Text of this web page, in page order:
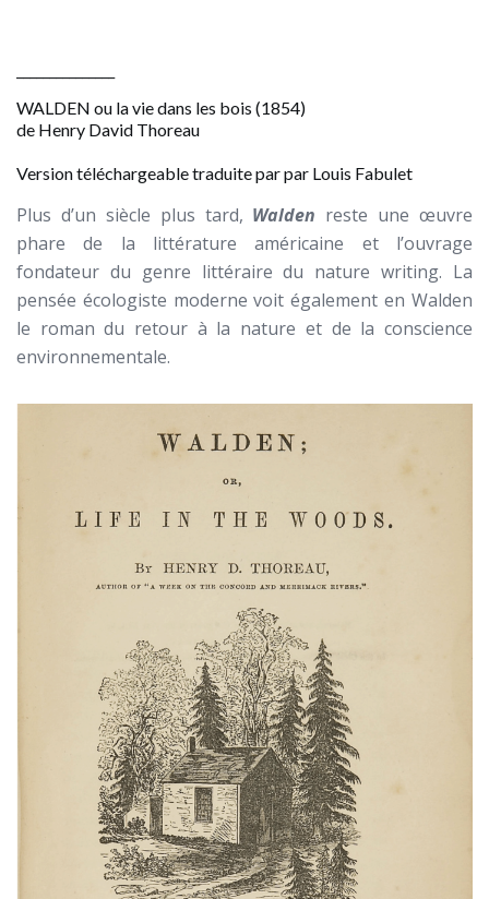
WALDEN ou la vie dans les bois (1854)
de Henry David Thoreau
Version téléchargeable traduite par par Louis Fabulet
Plus d’un siècle plus tard, Walden reste une œuvre
phare de la littérature américaine et l’ouvrage
fondateur du genre littéraire du nature writing. La
pensée écologiste moderne voit également en Walden
le roman du retour à la nature et de la conscience
environnementale.
Télécharger le livre